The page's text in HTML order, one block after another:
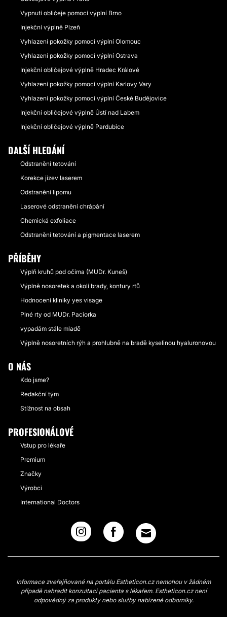
Vypnutí obličeje pomocí výplní Brno
Injekční výplně Plzeň
Vyhlazení pokožky pomocí výplní Olomouc
Vyhlazení pokožky pomocí výplní Ostrava
Injekční obličejové výplně Hradec Králové
Vyhlazení pokožky pomocí výplní Karlovy Vary
Vyhlazení pokožky pomocí výplní České Budějovice
Injekční obličejové výplně Ústí nad Labem
Injekční obličejové výplně Pardubice
DALŠÍ HLEDÁNÍ
Odstranění tetování
Korekce jizev laserem
Odstranění lipomu
Laserové odstranění chrápání
Chemická exfoliace
Odstranění tetování a pigmentace laserem
PŘÍBĚHY
Výplň kruhů pod očima (MUDr. Kuneš)
Výplně nosoretek a okolí brady, kontury rtů
Hodnocení kliniky yes visage
Plné rty od MUDr. Paciorka
vypadám stále mladě
Výplně nosoretních rýh a prohlubně na bradě kyselinou hyaluronovou
O NÁS
Kdo jsme?
Redakční tým
Stížnost na obsah
PROFESIONÁLOVÉ
Vstup pro lékaře
Premium
Značky
Výrobci
International Doctors
Informace zveřejňované na portálu Estheticon.cz nemohou v žádném
případě nahradit konzultaci pacienta s lékařem. Estheticon.cz není
odpovědný za produkty nebo služby nabízené odborníky.